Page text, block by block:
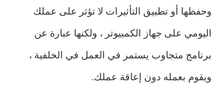
وحفظها أو تطبيق التأثيرات لا تؤثر على عملك
اليومي على جهاز الكمبيوتر ، ولكنها عبارة عن
برنامج متجاوب يستمر في العمل في الخلفية ،
ويقوم بعمله دون إعاقة عملك.